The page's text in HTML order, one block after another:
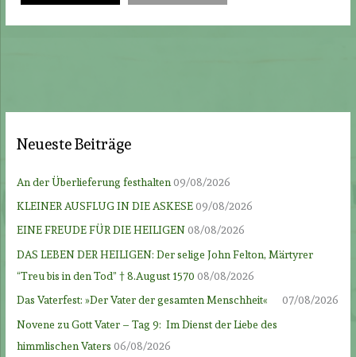
Neueste Beiträge
An der Überlieferung festhalten 09/08/2026
KLEINER AUSFLUG IN DIE ASKESE09/08/2026
EINE FREUDE FÜR DIE HEILIGEN08/08/2026
DAS LEBEN DER HEILIGEN: Der selige John Felton, Märtyrer
“Treu bis in den Tod” † 8.August 1570 08/08/2026
Das Vaterfest: »Der Vater der gesamten Menschheit«
07/08/2026
Novene zu Gott Vater – Tag 9: Im Dienst der Liebe des
himmlischen Vaters 06/08/2026